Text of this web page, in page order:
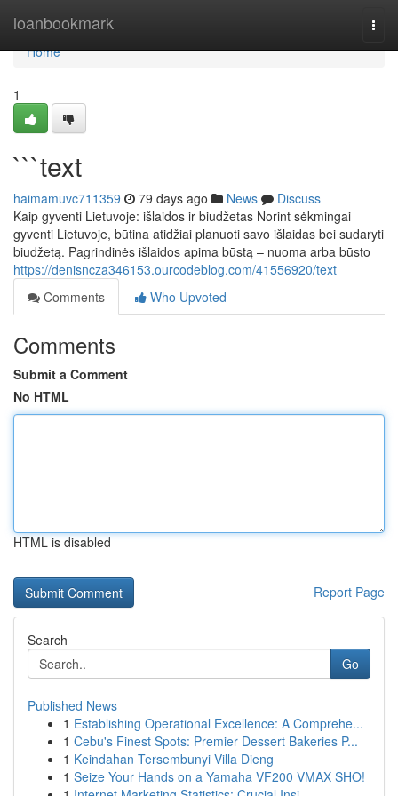
loanbookmark
Home
Home
1
```text
haimamuvc711359 79 days ago News
Discuss
Kaip gyventi Lietuvoje: išlaidos ir biudžetas Norint sėkmingai
gyventi Lietuvoje, būtina atidžiai planuoti savo išlaidas bei sudaryti
biudžetą. Pagrindinės išlaidos apima būstą – nuoma arba būsto
https://denisncza346153.ourcodeblog.com/41556920/text
Comments
Who Upvoted
Comments
Submit a Comment
No HTML
HTML is disabled
Report Page
Search
Go
Published News
1 Establishing Operational Excellence: A Comprehe...
1 Cebu's Finest Spots: Premier Dessert Bakeries P...
1 Keindahan Tersembunyi Villa Dieng
1 Seize Your Hands on a Yamaha VF200 VMAX SHO!